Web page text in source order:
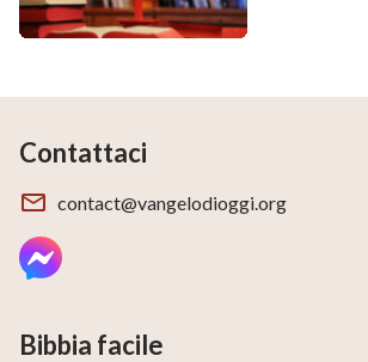
Contattaci
contact@vangelodioggi.org
Bibbia facile